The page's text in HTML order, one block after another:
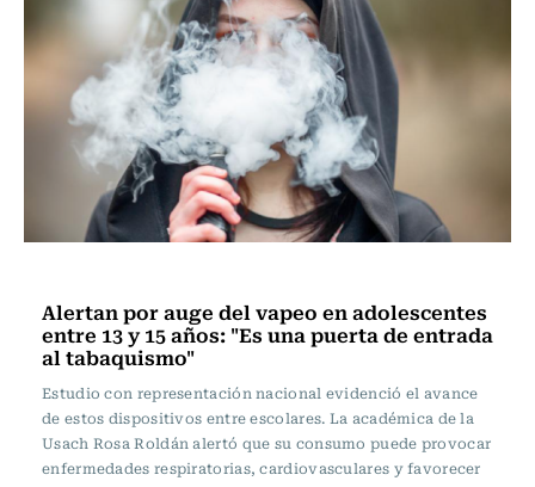
Alertan por auge del vapeo en adolescentes
entre 13 y 15 años: "Es una puerta de entrada
al tabaquismo"
Estudio con representación nacional evidenció el avance
de estos dispositivos entre escolares. La académica de la
Usach Rosa Roldán alertó que su consumo puede provocar
enfermedades respiratorias, cardiovasculares y favorecer